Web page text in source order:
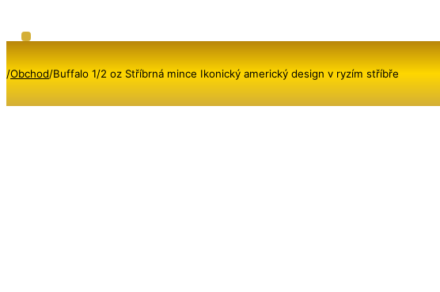
/Obchod/Buffalo 1/2 oz Stříbrná mince Ikonický americký design v ryzím stříbře